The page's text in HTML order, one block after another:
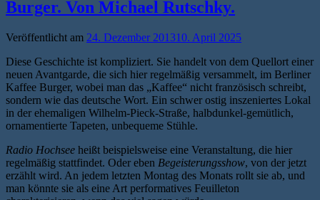
Burger. Von Michael Rutschky.
Veröffentlicht am 24. Dezember 201310. April 2025
Diese Geschichte ist kompliziert. Sie handelt von dem Quellort einer
neuen Avantgarde, die sich hier regelmäßig versammelt, im Berliner
Kaffee Burger, wobei man das „Kaffee“ nicht französisch schreibt,
sondern wie das deutsche Wort. Ein schwer ostig inszeniertes Lokal
in der ehemaligen Wilhelm-Pieck-Straße, halbdunkel-gemütlich,
ornamentierte Tapeten, unbequeme Stühle.
Radio Hochsee heißt beispielsweise eine Veranstaltung, die hier
regelmäßig stattfindet. Oder eben Begeisterungsshow, von der jetzt
erzählt wird. An jedem letzten Montag des Monats rollt sie ab, und
man könnte sie als eine Art performatives Feuilleton